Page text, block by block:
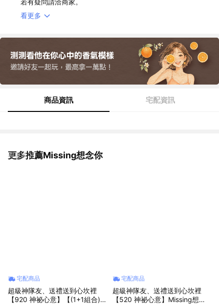
若有疑問請洽商家。
看更多
商品資訊 宅配資訊
更多推薦Missing想念你
看更多
宅配商品
超級神隊友、送禮送到心坎裡
【920 神祕心意】【(1+1組合)
宅配商品
超級神隊友、送禮送到心坎裡
【520 神祕心意】Missing想念